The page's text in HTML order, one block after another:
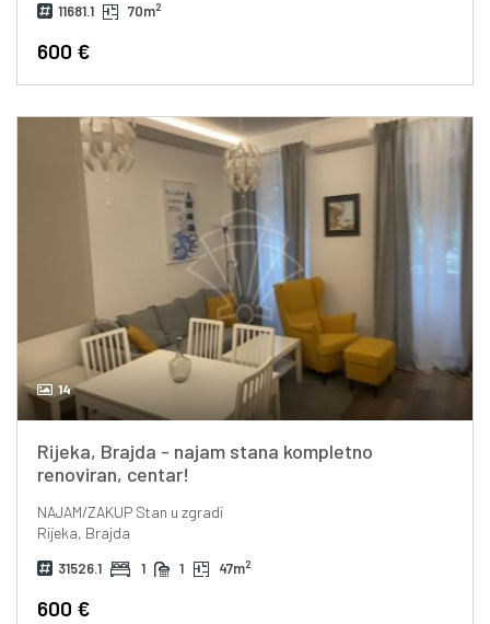
11681.1 70m2
600 €
14
Rijeka, Brajda - najam stana kompletno
renoviran, centar!
NAJAM/ZAKUPStan u zgradi
Rijeka, Brajda
31526.1 1 1 47m2
600 €